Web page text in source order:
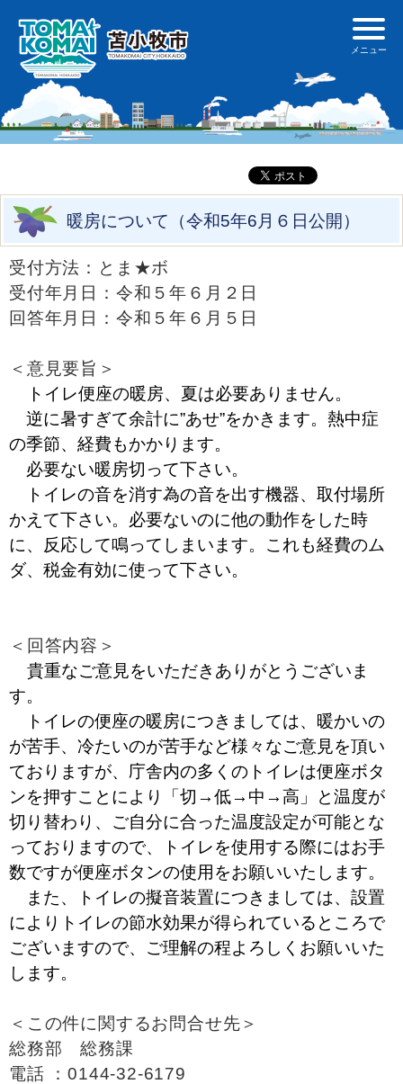
暖房について（令和5年6月６日公開）
受付方法：とま★ボ
受付年月日：令和５年６月２日
回答年月日：令和５年６月５日
＜意見要旨＞
トイレ便座の暖房、夏は必要ありません。
逆に暑すぎて余計に”あせ”をかきます。熱中症
の季節、経費もかかります。
必要ない暖房切って下さい。
トイレの音を消す為の音を出す機器、取付場所
かえて下さい。必要ないのに他の動作をした時
に、反応して鳴ってしまいます。これも経費のム
ダ、税金有効に使って下さい。
＜回答内容＞
貴重なご意見をいただきありがとうございま
す。
トイレの便座の暖房につきましては、暖かいの
が苦手、冷たいのが苦手など様々なご意見を頂い
ておりますが、庁舎内の多くのトイレは便座ボタ
ンを押すことにより「切→低→中→高」と温度が
切り替わり、ご自分に合った温度設定が可能とな
っておりますので、トイレを使用する際にはお手
数ですが便座ボタンの使用をお願いいたします。
また、トイレの擬音装置につきましては、設置
によりトイレの節水効果が得られているところで
ございますので、ご理解の程よろしくお願いいた
します。
＜この件に関するお問合せ先＞
総務部 総務課
電話 ：0144-32-6179